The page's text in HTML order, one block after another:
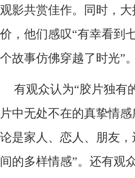
观影共赏佳作。
同时 ， 大
价，他们感叹“有幸看到
个故事仿佛穿越了时光”。
有观众认为“胶片独有
片中无处不在的真挚情
论是家人、恋人、朋友
间的多样情感”。还有观